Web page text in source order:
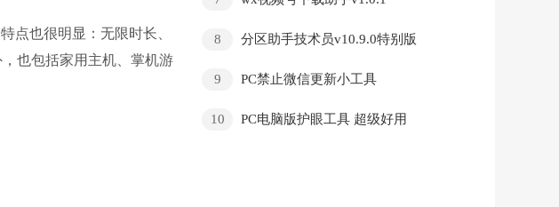
点也很明显：无限时长、
也包括家用主机、掌机游
8 分区助手技术员v10.9.0特别版
9 PC禁止微信更新小工具
10 PC电脑版护眼工具 超级好用